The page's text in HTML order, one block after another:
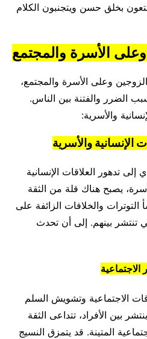
بخلق حسن ويتجنبون الكلام
الأسرة والمجتمع
وعلى الأسرة والمجتمع،
الضرر والفتنة بين الناس.
والأسرية:
الإنسانية والأسرية
إلى تدهور العلاقات الإنسانية
يصبح هناك قلة من الثقة
التوترات والخلافات الزائفة على
تنتشر بينهم. إلى أن تحدث
الاجتماعية
الاجتماعية وتشويش السلم
بين الأفراد، تتداعى الثقة
المتينة. قد يتمزق النسيج